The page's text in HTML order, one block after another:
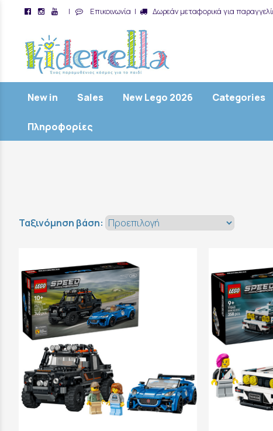
| Επικοινωνία | Δωρεάν μεταφορικά για
New in Sales New Lego 2026 Categories
Πληροφορίες
Ταξινόμηση βάση: